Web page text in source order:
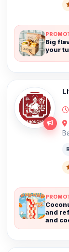
Big
your
and
and